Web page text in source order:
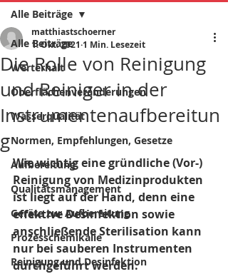
Alle Beiträge
Werterhalt
Oberflächenveränderungen
Wasserqualität
Normen, Empfehlungen, Gesetze
Aufbereitung
Qualitätsmanagement
Geräte zur Aufbereitung
Prozesschemikalie
Reinigung und Desinfektion
Alle Beiträge
Die Rolle von Reinigung
und Reiniger in der
Instrumentenaufbereitun
g
matthiastschoerner
1. Okt. 2021 1 Min. Lesezeit
Wie wichtig eine gründliche (Vor-)
Reinigung von Medizinprodukten
ist liegt auf der Hand, denn eine
effektive Desinfektion sowie
anschließende Sterilisation kann
nur bei sauberen Instrumenten
durchgeführt werden.